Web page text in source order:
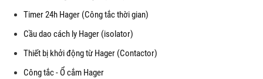
Timer 24h Hager (Công tắc thời gian)
Cầu dao cách ly Hager (isolator)
Thiết bị khởi động từ Hager (Contactor)
Công tắc - Ổ cắm Hager